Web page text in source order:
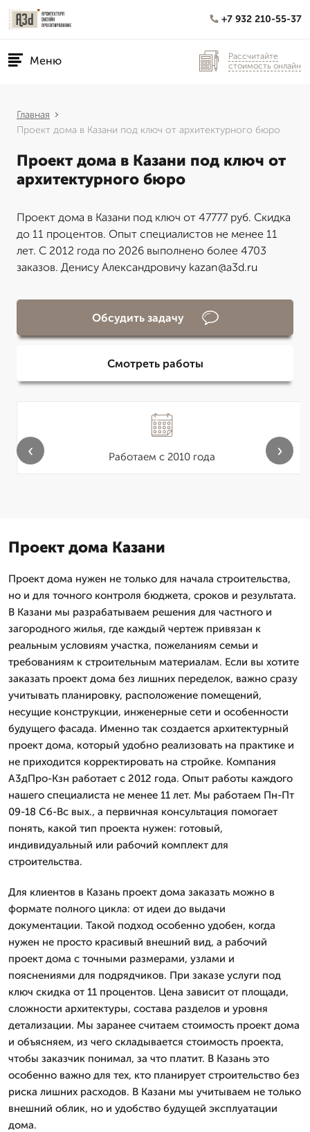
+7 932 210-55-37
Меню
Рассчитайте
стоимость онлайн
Главная
Проект дома в Казани под ключ от архитектурного бюро
Проект дома в Казани под ключ от
архитектурного бюро
Проект дома в Казани под ключ от 47777 руб. Скидка
до 11 процентов. Опыт специалистов не менее 11
лет. С 2012 года по 2026 выполнено более 4703
заказов. Денису Александровичу kazan@a3d.ru
Обсудить задачу
Смотреть работы
Работаем с 2010 года
‹ ›
Проект дома Казани
Проект дома нужен не только для начала строительства,
но и для точного контроля бюджета, сроков и результата.
В Казани мы разрабатываем решения для частного и
загородного жилья, где каждый чертеж привязан к
реальным условиям участка, пожеланиям семьи и
требованиям к строительным материалам. Если вы хотите
заказать проект дома без лишних переделок, важно сразу
учитывать планировку, расположение помещений,
несущие конструкции, инженерные сети и особенности
будущего фасада. Именно так создается архитектурный
проект дома, который удобно реализовать на практике и
не приходится корректировать на стройке. Компания
А3дПро-Кзн работает с 2012 года. Опыт работы каждого
нашего специалиста не менее 11 лет. Мы работаем Пн-Пт
09-18 Сб-Вс вых., а первичная консультация помогает
понять, какой тип проекта нужен: готовый,
индивидуальный или рабочий комплект для
строительства.
Для клиентов в Казань проект дома заказать можно в
формате полного цикла: от идеи до выдачи
документации. Такой подход особенно удобен, когда
нужен не просто красивый внешний вид, а рабочий
проект дома с точными размерами, узлами и
пояснениями для подрядчиков. При заказе услуги под
ключ скидка от 11 процентов. Цена зависит от площади,
сложности архитектуры, состава разделов и уровня
детализации. Мы заранее считаем стоимость проект дома
и объясняем, из чего складывается стоимость проекта,
чтобы заказчик понимал, за что платит. В Казань это
особенно важно для тех, кто планирует строительство без
риска лишних расходов. В Казани мы учитываем не только
внешний облик, но и удобство будущей эксплуатации
дома.